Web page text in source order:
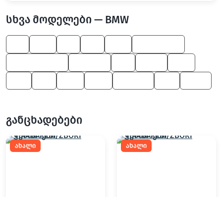
სხვა მოდელები — BMW
განცხადებები
ახალი ახალი